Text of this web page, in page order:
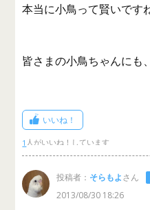
本当に小鳥って賢いです
皆さまの小鳥ちゃんにも
いいね！
1
投稿者： そらもよさん
2013/08/30 18:26